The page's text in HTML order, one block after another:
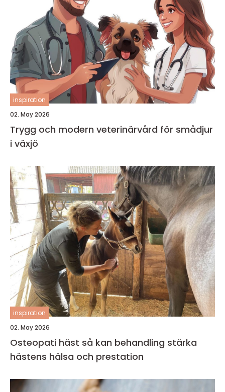
inspiration
02. May 2026
Trygg och modern veterinärvård för smådjur
i växjö
inspiration
02. May 2026
Osteopati häst så kan behandling stärka
hästens hälsa och prestation